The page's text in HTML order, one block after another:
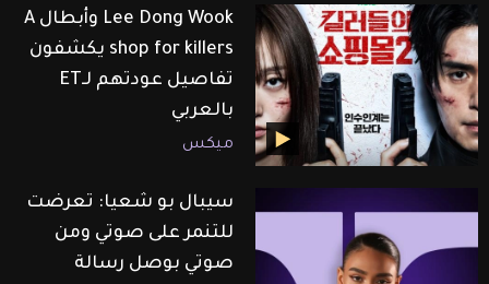
Lee Dong Wook وأبطال A
shop for killers يكشفون
تفاصيل عودتهم لـET
بالعربي
ميكس
سيبال بو شعيا: تعرضت
للتنمر على صوتي ومن
صوتي بوصل رسالة